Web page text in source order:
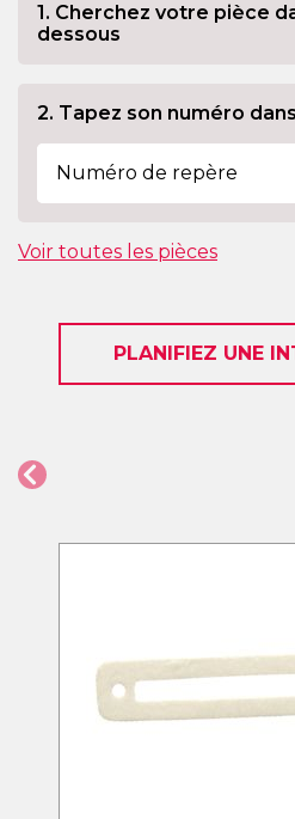
1. Cherchez votre pièce
dessous
2. Tapez son numéro
Voir toutes les pièces
PLANIFIEZ UNE